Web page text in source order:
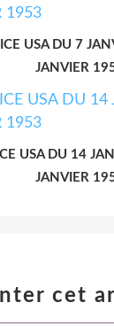
USA DU 7
JANVIER
USA DU 14
JANVIER
cet